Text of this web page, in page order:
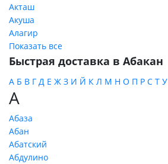
Акташ
Акуша
Алагир
Показать все
Быстрая доставка в Абакан
А Б В Г Д Е Ж З И Й К Л М Н О П Р С Т У
А
Абаза
Абан
Абатский
Абдулино